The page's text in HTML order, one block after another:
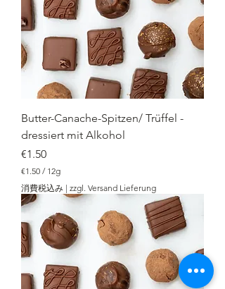
Butter-Canache-Spitzen/ Trüffel -
dressiert mit Alkohol
価格
€1.50
€1.50 / 12g
€
1
.
0
／
1
2
g
消費税込み | zzgl. Versand Lieferung